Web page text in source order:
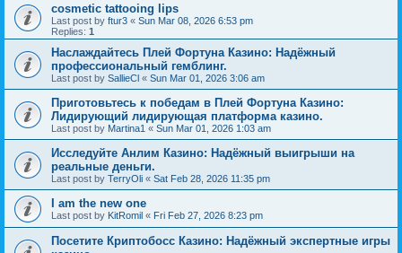
cosmetic tattooing lips
Last post by ftur3 « Sun Mar 08, 2026 6:53 pm
Replies: 1
Наслаждайтесь Плей Фортуна Казино: Надёжный
профессиональный гемблинг.
Last post by SallieCl « Sun Mar 01, 2026 3:06 am
Приготовьтесь к победам в Плей Фортуна Казино:
Лидирующий лидирующая платформа казино.
Last post by Martina1 « Sun Mar 01, 2026 1:03 am
Исследуйте Анлим Казино: Надёжный выигрыши на
реальные деньги.
Last post by TerryOli « Sat Feb 28, 2026 11:35 pm
I am the new one
Last post by KitRomil « Fri Feb 27, 2026 8:23 pm
Посетите Криптобосс Казино: Надёжный экспертные игры